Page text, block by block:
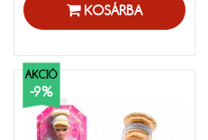
KOSÁRBA
AKCIÓ
-9%